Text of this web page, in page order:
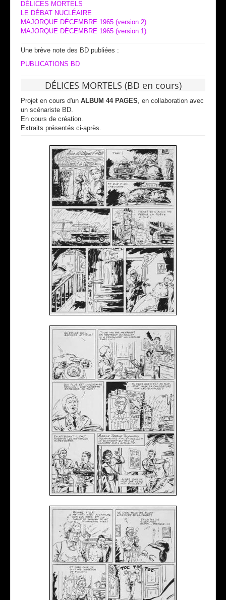
DÉLICES MORTELS
LE DÉBAT NUCLÉAIRE
MAJORQUE DÉCEMBRE 1965 (version 2)
MAJORQUE DÉCEMBRE 1965 (version 1)
Une brève note des BD publiées :
PUBLICATIONS BD
DÉLICES MORTELS (BD en cours)
Projet en cours d'un ALBUM 44 PAGES, en collaboration avec
un scénariste BD.
En cours de création.
Extraits présentés ci-après.